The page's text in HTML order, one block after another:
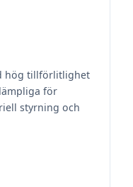
hög tillförlitlighet
för
styrning och